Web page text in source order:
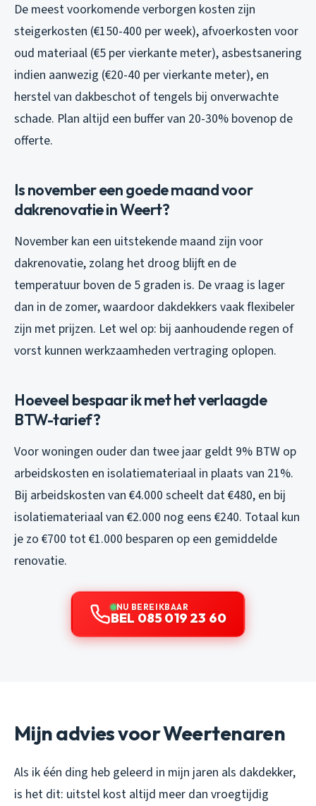
De meest voorkomende verborgen kosten zijn
steigerkosten (€150-400 per week), afvoerkosten voor
oud materiaal (€5 per vierkante meter), asbestsanering
indien aanwezig (€20-40 per vierkante meter), en
herstel van dakbeschot of tengels bij onverwachte
schade. Plan altijd een buffer van 20-30% bovenop de
offerte.
Is november een goede maand voor
dakrenovatie in Weert?
November kan een uitstekende maand zijn voor
dakrenovatie, zolang het droog blijft en de
temperatuur boven de 5 graden is. De vraag is lager
dan in de zomer, waardoor dakdekkers vaak flexibeler
zijn met prijzen. Let wel op: bij aanhoudende regen of
vorst kunnen werkzaamheden vertraging oplopen.
Hoeveel bespaar ik met het verlaagde
BTW-tarief?
Voor woningen ouder dan twee jaar geldt 9% BTW op
arbeidskosten en isolatiemateriaal in plaats van 21%.
Bij arbeidskosten van €4.000 scheelt dat €480, en bij
isolatiemateriaal van €2.000 nog eens €240. Totaal kun
je zo €700 tot €1.000 besparen op een gemiddelde
renovatie.
NU BEREIKBAAR
BEL 085 019 23 60
Mijn advies voor Weertenaren
Als ik één ding heb geleerd in mijn jaren als dakdekker,
is het dit: uitstel kost altijd meer dan vroegtijdig